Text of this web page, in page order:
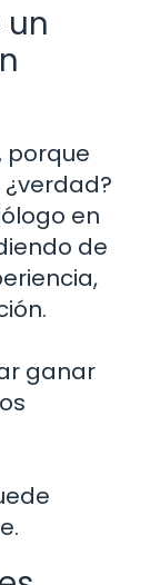
porque
en
de
ganar